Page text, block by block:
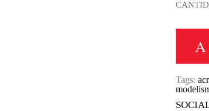
A
Tags: